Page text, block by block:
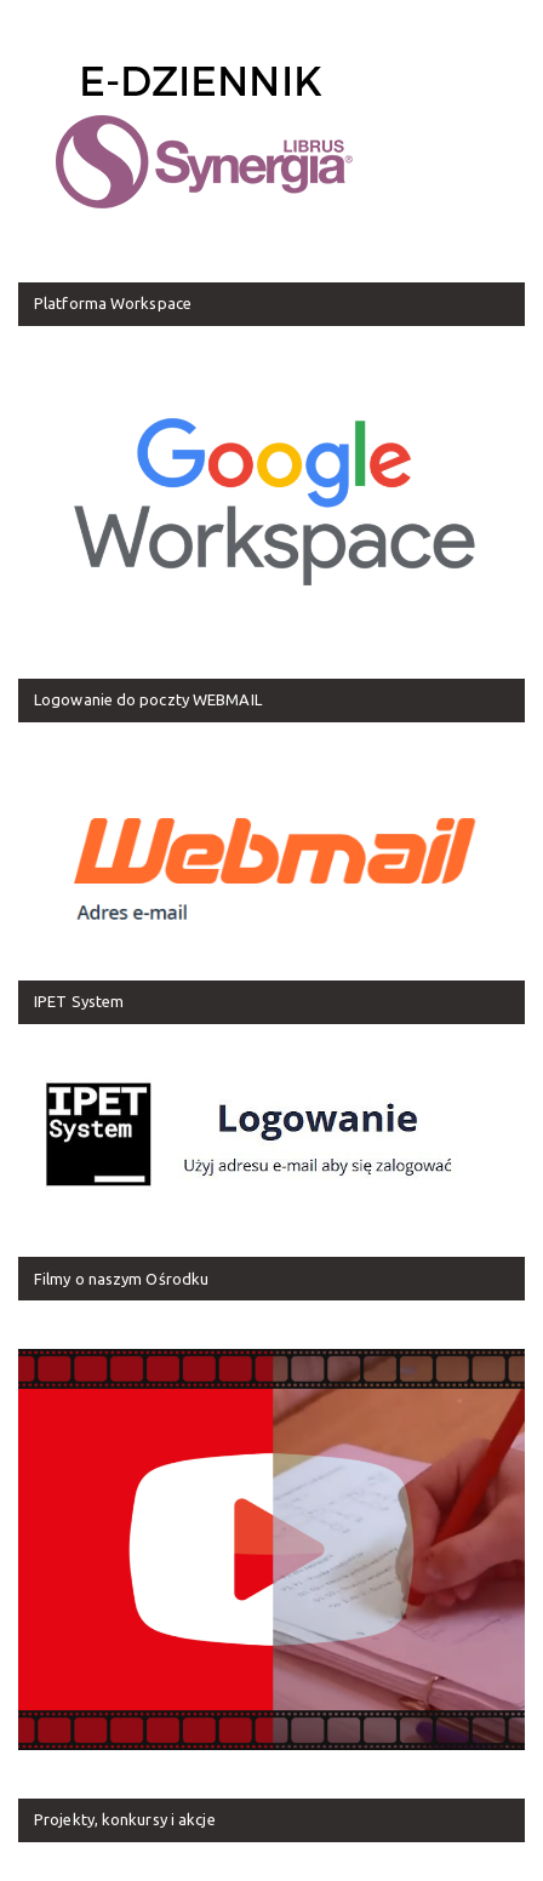
Platforma Workspace
Logowanie do poczty WEBMAIL
IPET System
Filmy o naszym Ośrodku
Projekty, konkursy i akcje